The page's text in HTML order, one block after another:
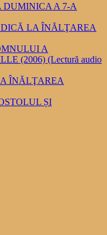
DUMINICA A 7-A
LA ÎNĂLŢAREA
A
(2006) (Lectură audio
ÎNĂLŢAREA
ȘI